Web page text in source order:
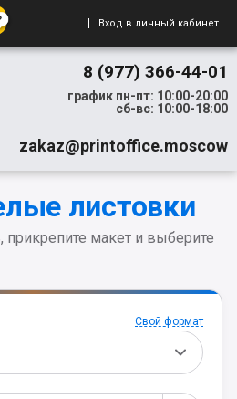
Вход в личный кабинет
8 (977) 366-44-01
график пн-пт: 10:00-20:00
сб-вс: 10:00-18:00
zakaz@printoffice.moscow
листовки
прикрепите макет и выберите
Свой формат